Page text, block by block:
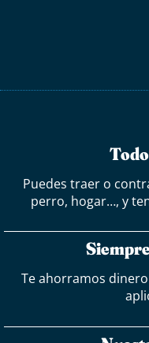
Puedes traer o
perro, hogar…, y
Te ahorramos